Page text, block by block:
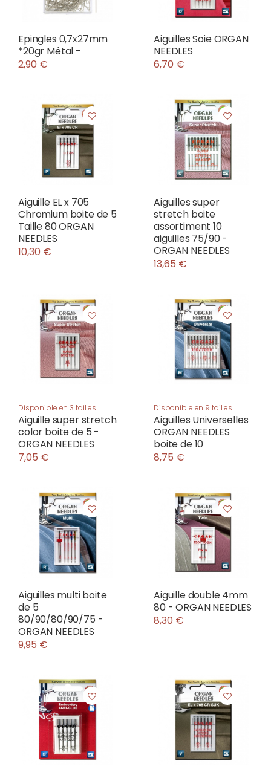
Epingles 0,7x27mm
*20gr Métal -
2,90 €
Aiguilles Soie ORGAN
NEEDLES
6,70 €
Aiguille EL x 705
Chromium boite de 5
Taille 80 ORGAN
NEEDLES
10,30 €
Aiguilles super
stretch boite
assortiment 10
aiguilles 75/90 -
ORGAN NEEDLES
13,65 €
Disponible en 3 tailles
Aiguille super stretch
color boite de 5 -
ORGAN NEEDLES
7,05 €
Disponible en 9 tailles
Aiguilles Universelles
ORGAN NEEDLES
boite de 10
8,75 €
Aiguilles multi boite
de 5
80/90/80/90/75 -
ORGAN NEEDLES
9,95 €
Aiguille double 4mm
80 - ORGAN NEEDLES
8,30 €